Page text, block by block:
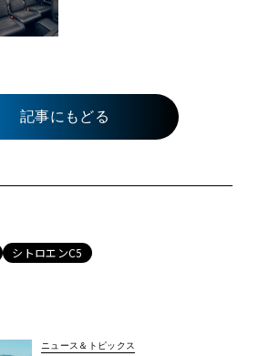
記事にもどる
シトロエンC5
ニュース＆トピックス